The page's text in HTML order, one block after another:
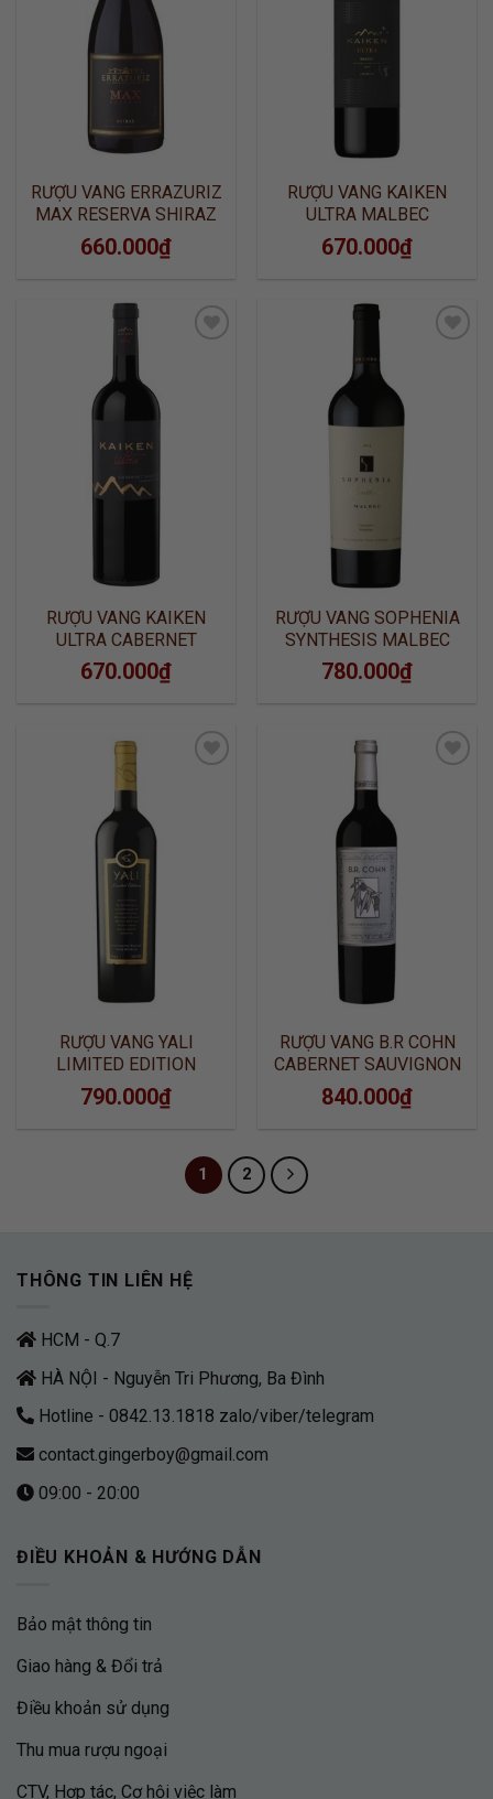
RƯỢU VANG ERRAZURIZ
MAX RESERVA SHIRAZ
660.000₫
RƯỢU VANG KAIKEN
ULTRA MALBEC
670.000₫
ADD TO
RƯỢU VANG KAIKEN
ULTRA CABERNET
SAUVIGNON
670.000₫
ADD TO
RƯỢU VANG SOPHENIA
SYNTHESIS MALBEC
780.000₫
WISHLIST
RƯỢU VANG YALI
LIMITED EDITION
CABERNET SAUVIGNON
790.000₫
RƯỢU VANG B.R COHN
CABERNET SAUVIGNON
840.000₫
1 2
THÔNG TIN LIÊN HỆ
HCM - Q.7
HÀ NỘI - Nguyễn Tri Phương, Ba Đình
Hotline - 0842.13.1818 zalo/viber/telegram
contact.gingerboy@gmail.com
09:00 - 20:00
ĐIỀU KHOẢN & HƯỚNG DẪN
Bảo mật thông tin
Giao hàng & Đổi trả
Điều khoản sử dụng
Thu mua rượu ngoại
CTV, Hợp tác, Cơ hội việc làm